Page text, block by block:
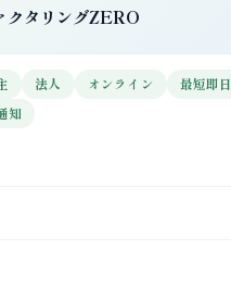
クタリングZERO
法人 オンライン
最短即日
知